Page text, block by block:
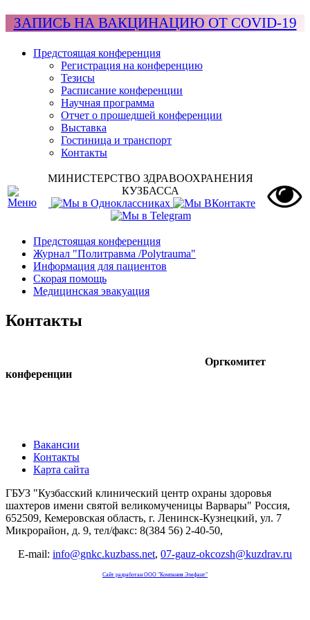
ЗАПИСЬ НА ВАКЦИНАЦИЮ ОТ COVID-19
Предстоящая конференция
Регистрация на конференцию
Тезисы
Расписание конференции
Научная программа
Отчет о прошедшей конференции
Выставка
Гостиница и транспорт
Контакты
МИНИСТЕРСТВО ЗДРАВООХРАНЕНИЯ
КУЗБАССА
Предстоящая конференция
Журнал "Политравма /Polytrauma"
Информация для пациентов
Скорая помощь
Медицинская эвакуация
Контакты
Оргкомитет
конференции
Вакансии
Контакты
Карта сайта
ГБУЗ "Кузбасский клинический центр охраны здоровья
шахтеров имени святой великомученицы Варвары" Россия,
652509, Кемеровская область, г. Ленинск-Кузнецкий, ул. 7
Микрорайон, д. 9, тел/факс: 8(384 56) 2-40-50,
E-mail: info@gnkc.kuzbass.net, 07-gauz-okcozsh@kuzdrav.ru
Сайт разработан OOO "Компания Элефант"